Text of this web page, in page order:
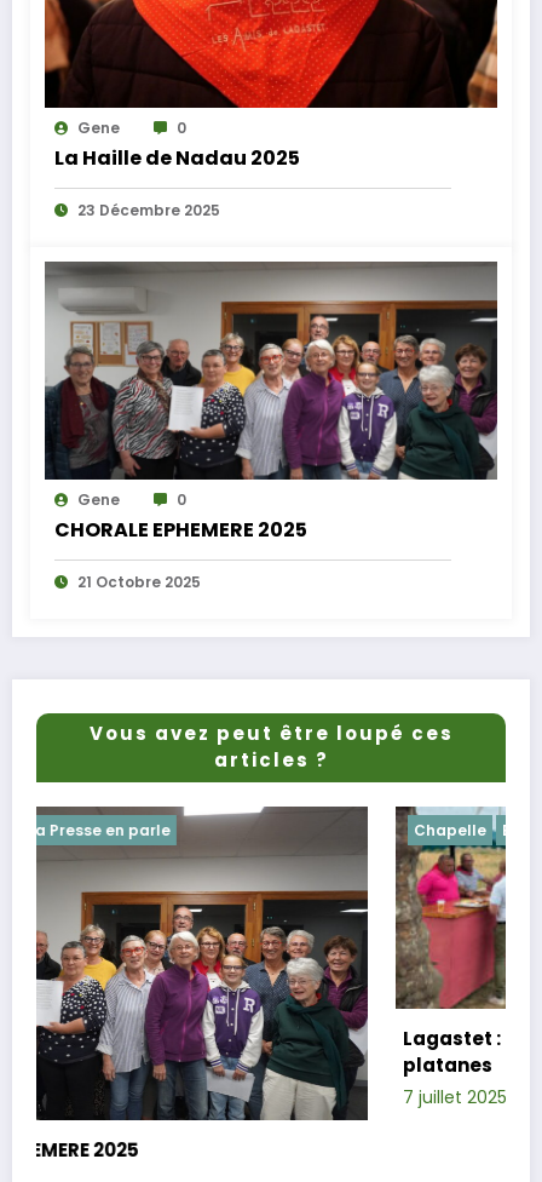
Gene 0
La Haille de Nadau 2025
23 Décembre 2025
Gene 0
CHORALE EPHEMERE 2025
21 Octobre 2025
Vous avez peut être loupé ces
articles ?
Chapelle
Lagastet : le repas champêtre réussi
platanes
7 juillet 2025 Xavier D.